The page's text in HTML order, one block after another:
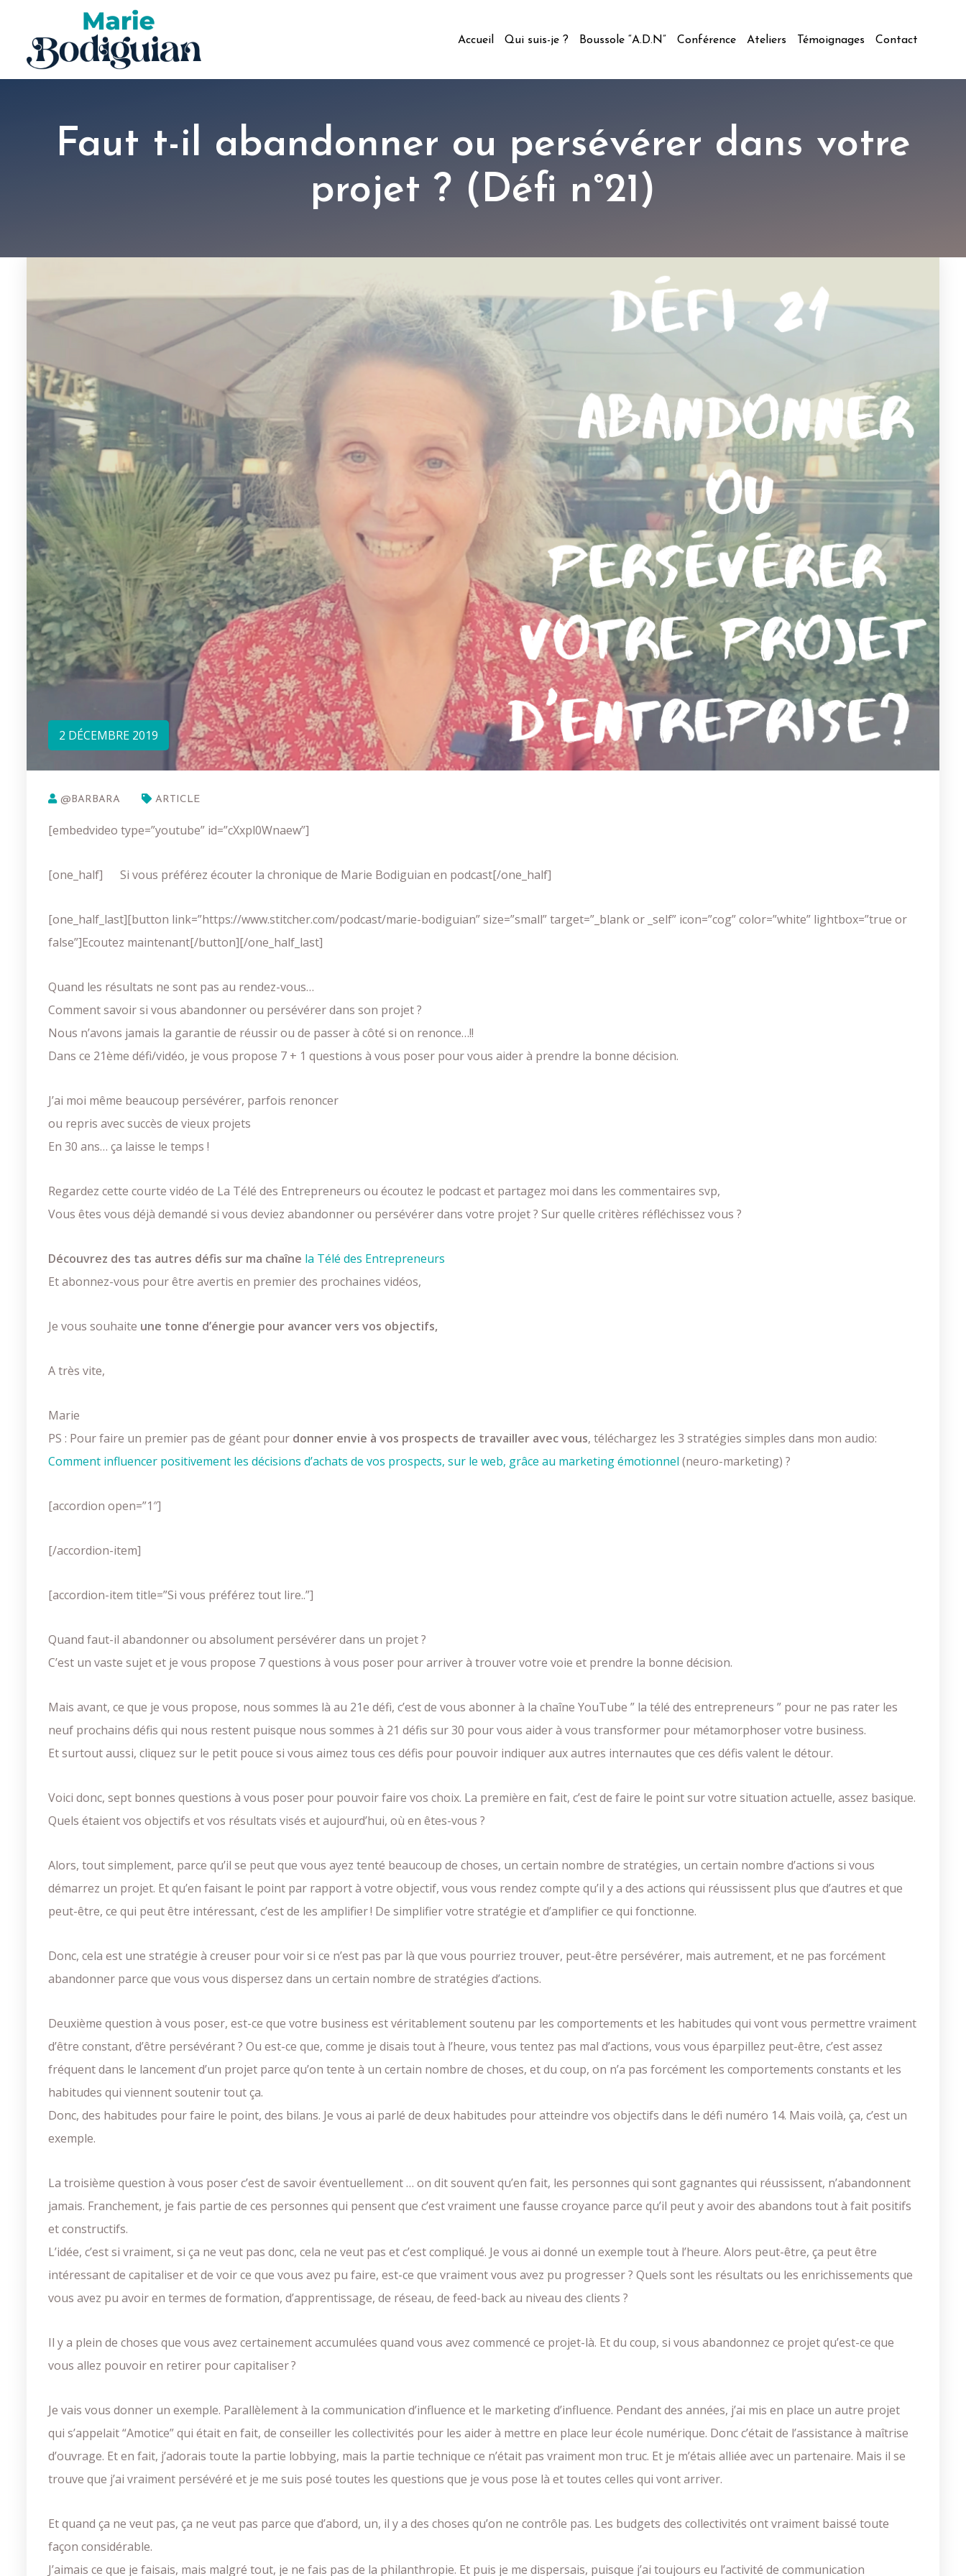
Accueil Qui suis-je ? Boussole “A.D.N” Conférence Ateliers Témoignages Contact
Faut t-il abandonner ou persévérer dans votre
projet ? (Défi n°21)
2 DÉCEMBRE 2019
@BARBARA ARTICLE
[embedvideo type=”youtube” id=”cXxpl0Wnaew”]
[one_half] Si vous préférez écouter la chronique de Marie Bodiguian en podcast[/one_half]
[one_half_last][button link=”https://www.stitcher.com/podcast/marie-bodiguian” size=”small” target=”_blank or _self” icon=”cog” color=”white” lightbox=”true or
false”]Ecoutez maintenant[/button][/one_half_last]
Quand les résultats ne sont pas au rendez-vous…
Comment savoir si vous abandonner ou persévérer dans son projet ?
Nous n’avons jamais la garantie de réussir ou de passer à côté si on renonce…!!
Dans ce 21ème défi/vidéo, je vous propose 7 + 1 questions à vous poser pour vous aider à prendre la bonne décision.
J’ai moi même beaucoup persévérer, parfois renoncer
ou repris avec succès de vieux projets
En 30 ans… ça laisse le temps !
Regardez cette courte vidéo de La Télé des Entrepreneurs ou écoutez le podcast et partagez moi dans les commentaires svp,
Vous êtes vous déjà demandé si vous deviez abandonner ou persévérer dans votre projet ? Sur quelle critères réfléchissez vous ?
Découvrez des tas autres défis sur ma chaîne la Télé des Entrepreneurs
Et abonnez-vous pour être avertis en premier des prochaines vidéos,
Je vous souhaite une tonne d’énergie pour avancer vers vos objectifs,
A très vite,
Marie
PS : Pour faire un premier pas de géant pour donner envie à vos prospects de travailler avec vous, téléchargez les 3 stratégies simples dans mon audio:
Comment influencer positivement les décisions d’achats de vos prospects, sur le web, grâce au marketing émotionnel (neuro-marketing) ?
[accordion open=”1″]
[/accordion-item]
[accordion-item title=”Si vous préférez tout lire..”]
Quand faut-il abandonner ou absolument persévérer dans un projet ?
C’est un vaste sujet et je vous propose 7 questions à vous poser pour arriver à trouver votre voie et prendre la bonne décision.
Mais avant, ce que je vous propose, nous sommes là au 21e défi, c’est de vous abonner à la chaîne YouTube ” la télé des entrepreneurs ” pour ne pas rater les
neuf prochains défis qui nous restent puisque nous sommes à 21 défis sur 30 pour vous aider à vous transformer pour métamorphoser votre business.
Et surtout aussi, cliquez sur le petit pouce si vous aimez tous ces défis pour pouvoir indiquer aux autres internautes que ces défis valent le détour.
Voici donc, sept bonnes questions à vous poser pour pouvoir faire vos choix. La première en fait, c’est de faire le point sur votre situation actuelle, assez basique.
Quels étaient vos objectifs et vos résultats visés et aujourd’hui, où en êtes-vous ?
Alors, tout simplement, parce qu’il se peut que vous ayez tenté beaucoup de choses, un certain nombre de stratégies, un certain nombre d’actions si vous
démarrez un projet. Et qu’en faisant le point par rapport à votre objectif, vous vous rendez compte qu’il y a des actions qui réussissent plus que d’autres et que
peut-être, ce qui peut être intéressant, c’est de les amplifier ! De simplifier votre stratégie et d’amplifier ce qui fonctionne.
Donc, cela est une stratégie à creuser pour voir si ce n’est pas par là que vous pourriez trouver, peut-être persévérer, mais autrement, et ne pas forcément
abandonner parce que vous vous dispersez dans un certain nombre de stratégies d’actions.
Deuxième question à vous poser, est-ce que votre business est véritablement soutenu par les comportements et les habitudes qui vont vous permettre vraiment
d’être constant, d’être persévérant ? Ou est-ce que, comme je disais tout à l’heure, vous tentez pas mal d’actions, vous vous éparpillez peut-être, c’est assez
fréquent dans le lancement d’un projet parce qu’on tente à un certain nombre de choses, et du coup, on n’a pas forcément les comportements constants et les
habitudes qui viennent soutenir tout ça.
Donc, des habitudes pour faire le point, des bilans. Je vous ai parlé de deux habitudes pour atteindre vos objectifs dans le défi numéro 14. Mais voilà, ça, c’est un
exemple.
La troisième question à vous poser c’est de savoir éventuellement … on dit souvent qu’en fait, les personnes qui sont gagnantes qui réussissent, n’abandonnent
jamais. Franchement, je fais partie de ces personnes qui pensent que c’est vraiment une fausse croyance parce qu’il peut y avoir des abandons tout à fait positifs
et constructifs.
L’idée, c’est si vraiment, si ça ne veut pas donc, cela ne veut pas et c’est compliqué. Je vous ai donné un exemple tout à l’heure. Alors peut-être, ça peut être
intéressant de capitaliser et de voir ce que vous avez pu faire, est-ce que vraiment vous avez pu progresser ? Quels sont les résultats ou les enrichissements que
vous avez pu avoir en termes de formation, d’apprentissage, de réseau, de feed-back au niveau des clients ?
Il y a plein de choses que vous avez certainement accumulées quand vous avez commencé ce projet-là. Et du coup, si vous abandonnez ce projet qu’est-ce que
vous allez pouvoir en retirer pour capitaliser ?
Je vais vous donner un exemple. Parallèlement à la communication d’influence et le marketing d’influence. Pendant des années, j’ai mis en place un autre projet
qui s’appelait “Amotice” qui était en fait, de conseiller les collectivités pour les aider à mettre en place leur école numérique. Donc c’était de l’assistance à maîtrise
d’ouvrage. Et en fait, j’adorais toute la partie lobbying, mais la partie technique ce n’était pas vraiment mon truc. Et je m’étais alliée avec un partenaire. Mais il se
trouve que j’ai vraiment persévéré et je me suis posé toutes les questions que je vous pose là et toutes celles qui vont arriver.
Et quand ça ne veut pas, ça ne veut pas parce que d’abord, un, il y a des choses qu’on ne contrôle pas. Les budgets des collectivités ont vraiment baissé toute
façon considérable.
J’aimais ce que je faisais, mais malgré tout, je ne fais pas de la philanthropie. Et puis je me dispersais, puisque j’ai toujours eu l’activité de communication